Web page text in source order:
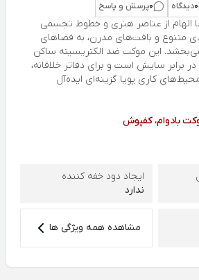
0دیدگاه 0پرسش و پاسخ
سری Creative Spark با الهام از عناصر هنری و خطوط تجسمی
متنوع و بافت‌های مدرن، به فضاهای
این موکت ضد الکتریسیته ساکن
برابر سایش است و برای دفاتر خلاقانه،
کاری پویا گزینه‌ای ایده‌آل
بادوام، کفپوش
ایجاد دود خفه کننده
ندارد
مشاهده همه ویژگی ها